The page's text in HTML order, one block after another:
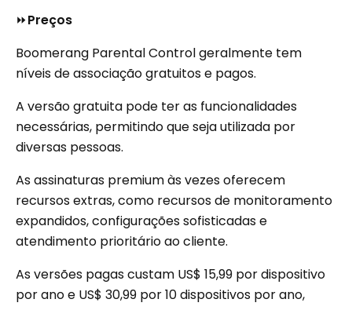
⏩Preços
Boomerang Parental Control geralmente tem
níveis de associação gratuitos e pagos.
A versão gratuita pode ter as funcionalidades
necessárias, permitindo que seja utilizada por
diversas pessoas.
As assinaturas premium às vezes oferecem
recursos extras, como recursos de monitoramento
expandidos, configurações sofisticadas e
atendimento prioritário ao cliente.
As versões pagas custam US$ 15,99 por dispositivo
por ano e US$ 30,99 por 10 dispositivos por ano,